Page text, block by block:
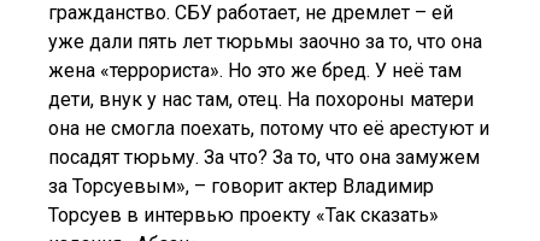
гражданство. СБУ работает, не дремлет – ей
уже дали пять лет тюрьмы заочно за то, что она
жена «террориста». Но это же бред. У неё там
дети, внук у нас там, отец. На похороны матери
она не смогла поехать, потому что её арестуют и
посадят тюрьму. За что? За то, что она замужем
за Торсуевым», – говорит актер Владимир
Торсуев в интервью проекту «Так сказать»